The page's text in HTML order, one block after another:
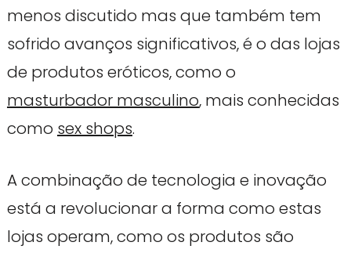
menos discutido mas que também tem
sofrido avanços significativos, é o das lojas
de produtos eróticos, como o
masturbador masculino, mais conhecidas
como sex shops.
A combinação de tecnologia e inovação
está a revolucionar a forma como estas
lojas operam, como os produtos são